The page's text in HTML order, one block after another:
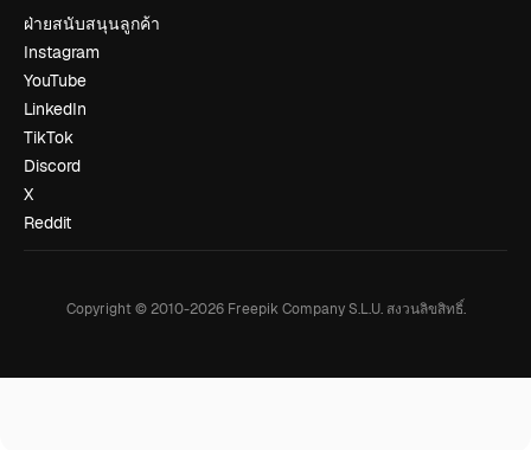
ฝ่ายสนับสนุนลูกค้า
Instagram
YouTube
LinkedIn
TikTok
Discord
X
Reddit
Copyright © 2010-2026Freepik Company S.L.U. สงวนลิขสิทธิ์.